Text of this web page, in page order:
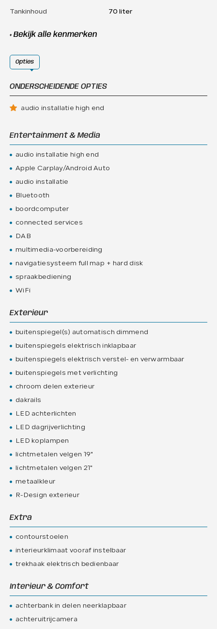
Tankinhoud 70 liter
+ Bekijk alle kenmerken
Opties
ONDERSCHEIDENDE OPTIES
audio installatie high end
Entertainment & Media
audio installatie high end
Apple Carplay/Android Auto
audio installatie
Bluetooth
boordcomputer
connected services
DAB
multimedia-voorbereiding
navigatiesysteem full map + hard disk
spraakbediening
WiFi
Exterieur
buitenspiegel(s) automatisch dimmend
buitenspiegels elektrisch inklapbaar
buitenspiegels elektrisch verstel- en verwarmbaar
buitenspiegels met verlichting
chroom delen exterieur
dakrails
LED achterlichten
LED dagrijverlichting
LED koplampen
lichtmetalen velgen 19"
lichtmetalen velgen 21"
metaalkleur
R-Design exterieur
Extra
contourstoelen
interieurklimaat vooraf instelbaar
trekhaak elektrisch bedienbaar
Interieur & Comfort
achterbank in delen neerklapbaar
achteruitrijcamera